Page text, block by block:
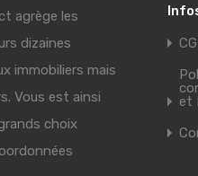
agrège les
dizaines
immobiliers mais
Vous est ainsi
choix
et